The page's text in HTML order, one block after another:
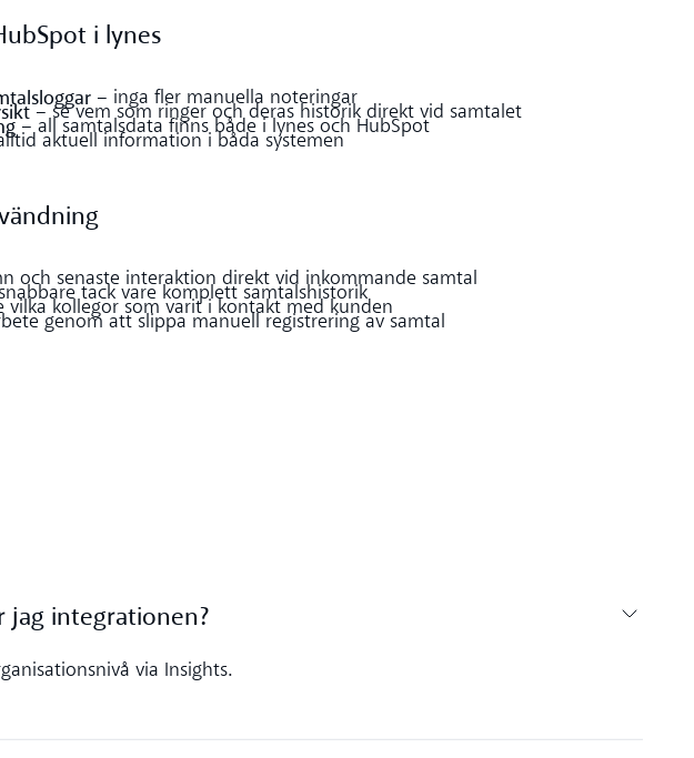
i lynes
– inga fler manuella noteringar
– se vem som ringer och deras historik direkt vid samtalet
– all samtalsdata finns både i lynes och HubSpot
aktuell information i båda systemen
och senaste interaktion direkt vid inkommande samtal
tack vare komplett samtalshistorik
vilka kollegor som varit i kontakt med kunden
genom att slippa manuell registrering av samtal
jag integrationen?
via Insights.